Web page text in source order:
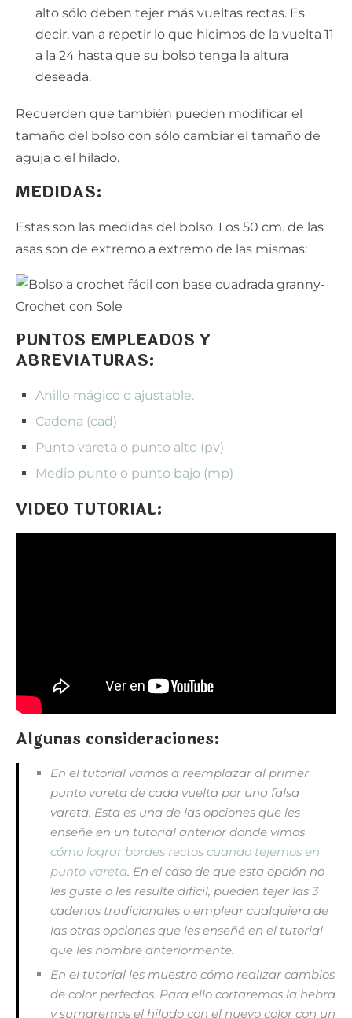
alto sólo deben tejer más vueltas rectas. Es
decir, van a repetir lo que hicimos de la vuelta 11
a la 24 hasta que su bolso tenga la altura
deseada.
Recuerden que también pueden modificar el
tamaño del bolso con sólo cambiar el tamaño de
aguja o el hilado.
MEDIDAS:
Estas son las medidas del bolso. Los 50 cm. de las
asas son de extremo a extremo de las mismas:
PUNTOS EMPLEADOS Y
ABREVIATURAS:
Anillo mágico o ajustable.
Cadena (cad)
Punto vareta o punto alto (pv)
Medio punto o punto bajo (mp)
VIDEO TUTORIAL:
Algunas consideraciones:
En el tutorial vamos a reemplazar al primer
punto vareta de cada vuelta por una falsa
vareta. Esta es una de las opciones que les
enseñé en un tutorial anterior donde vimos
cómo lograr bordes rectos cuando tejemos en
punto vareta. En el caso de que esta opción no
les guste o les resulte difícil, pueden tejer las 3
cadenas tradicionales o emplear cualquiera de
las otras opciones que les enseñé en el tutorial
que les nombre anteriormente.
En el tutorial les muestro cómo realizar cambios
de color perfectos. Para ello cortaremos la hebra
y sumaremos el hilado con el nuevo color con un